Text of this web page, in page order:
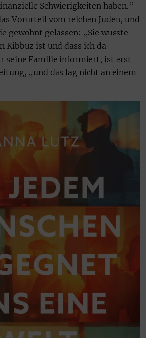
Schwierigkeiten haben.“
Vorurteil vom reichen Juden, und
gewohnt gelassen: „Sie wusste
Kibbuz ist und dass ich da
seine Familie informiert, ist erst
„und das lag nicht an einem